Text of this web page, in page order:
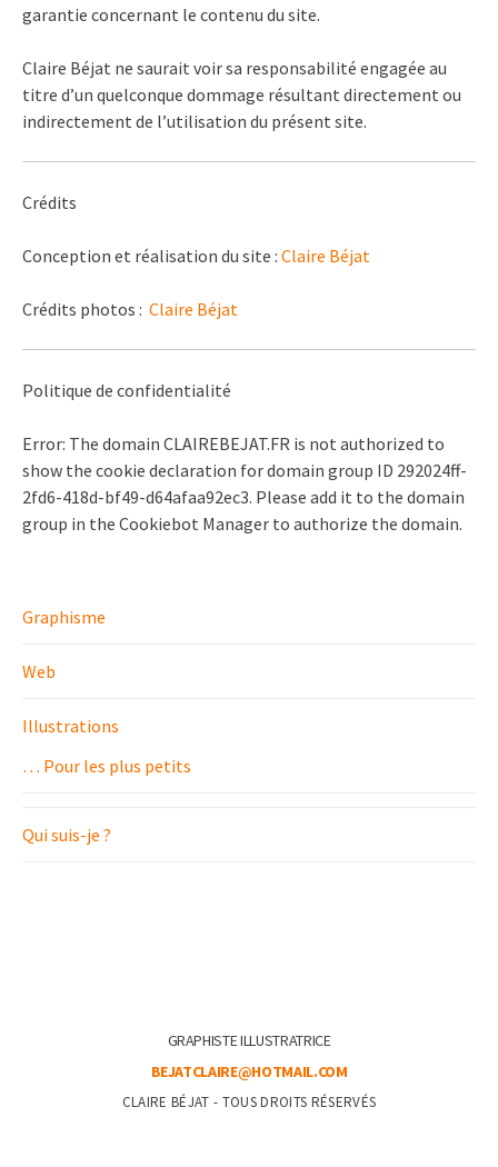
garantie concernant le contenu du site.
Claire Béjat ne saurait voir sa responsabilité engagée au
titre d’un quelconque dommage résultant directement ou
indirectement de l’utilisation du présent site.
Crédits
Conception et réalisation du site : Claire Béjat
Crédits photos : Claire Béjat
Politique de confidentialité
Error: The domain CLAIREBEJAT.FR is not authorized to
show the cookie declaration for domain group ID 292024ff-
2fd6-418d-bf49-d64afaa92ec3. Please add it to the domain
group in the Cookiebot Manager to authorize the domain.
Graphisme
Web
Illustrations
… Pour les plus petits
Qui suis-je ?
GRAPHISTE ILLUSTRATRICE
BEJATCLAIRE@HOTMAIL.COM
CLAIRE BÉJAT - TOUS DROITS RÉSERVÉS